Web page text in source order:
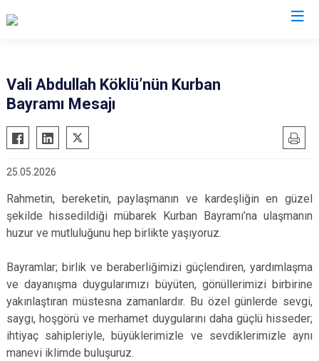
Vali Abdullah Köklü’nün Kurban
Bayramı Mesajı
25.05.2026
Rahmetin, bereketin, paylaşmanın ve kardeşliğin en güzel
şekilde hissedildiği mübarek Kurban Bayramı’na ulaşmanın
huzur ve mutluluğunu hep birlikte yaşıyoruz.
Bayramlar; birlik ve beraberliğimizi güçlendiren, yardımlaşma
ve dayanışma duygularımızı büyüten, gönüllerimizi birbirine
yakınlaştıran müstesna zamanlardır. Bu özel günlerde sevgi,
saygı, hoşgörü ve merhamet duygularını daha güçlü hisseder;
ihtiyaç sahipleriyle, büyüklerimizle ve sevdiklerimizle aynı
manevi iklimde buluşuruz.